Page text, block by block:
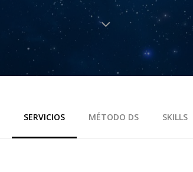
SERVICIOS MÉTODO DS SKILLS